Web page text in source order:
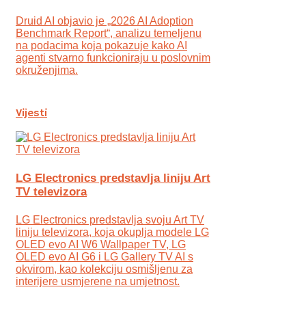
Druid AI objavio je „2026 AI Adoption
Benchmark Report“, analizu temeljenu
na podacima koja pokazuje kako AI
agenti stvarno funkcioniraju u poslovnim
okruženjima.
Vijesti
LG Electronics predstavlja liniju Art
TV televizora
LG Electronics predstavlja svoju Art TV
liniju televizora, koja okuplja modele LG
OLED evo AI W6 Wallpaper TV, LG
OLED evo AI G6 i LG Gallery TV AI s
okvirom, kao kolekciju osmišljenu za
interijere usmjerene na umjetnost.